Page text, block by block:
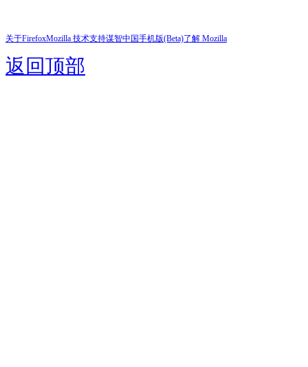
关于FirefoxMozilla 技术支持谋智中国手机版(Beta)了解 Mozilla
返回顶部